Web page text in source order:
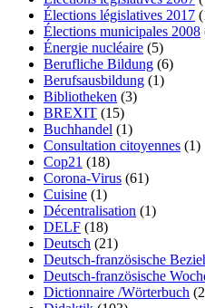
Élections législatives 2017
Élections municipales 2008
Énergie nucléaire (5)
Berufliche Bildung (6)
Berufsausbildung (1)
Bibliotheken (3)
BREXIT (15)
Buchhandel (1)
Consultation citoyennes (1)
Cop21 (18)
Corona-Virus (61)
Cuisine (1)
Décentralisation (1)
DELF (18)
Deutsch (21)
Deutsch-französische
Deutsch-französische
Dictionnaire /Wörterbuch